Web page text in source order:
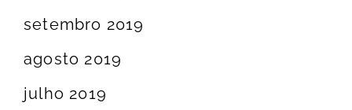
setembro 2019
agosto 2019
julho 2019